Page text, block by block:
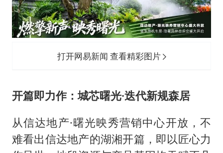
打开网易新闻 查看精彩图片
开篇即力作：城芯曙光·迭代新规森居
从信达地产·曙光映秀营销中心开放，不
难看出信达地产的湖湘开篇，即以匠心力